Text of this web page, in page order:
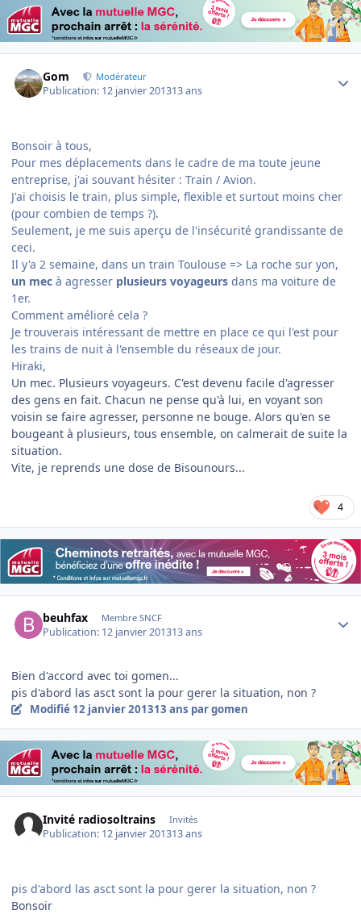
Gom Modérateur
Publication: 12 janvier 201313 ans
Bonsoir à tous,
Pour mes déplacements dans le cadre de ma toute jeune
entreprise, j'ai souvant hésiter : Train / Avion.
J'ai choisis le train, plus simple, flexible et surtout moins cher
(pour combien de temps ?).
Seulement, je me suis aperçu de l'insécurité grandissante de
ceci.
Il y'a 2 semaine, dans un train Toulouse => La roche sur yon,
un mec à agresser plusieurs voyageurs dans ma voiture de
1er.
Comment amélioré cela ?
Je trouverais intéressant de mettre en place ce qui l'est pour
les trains de nuit à l'ensemble du réseaux de jour.
Hiraki,
Un mec. Plusieurs voyageurs. C'est devenu facile d'agresser
des gens en fait. Chacun ne pense qu'à lui, en voyant son
voisin se faire agresser, personne ne bouge. Alors qu'en se
bougeant à plusieurs, tous ensemble, on calmerait de suite la
situation.
Vite, je reprends une dose de Bisounours...
4
beuhfax Membre SNCF
Publication: 12 janvier 201313 ans
Bien d'accord avec toi gomen...
pis d'abord las asct sont la pour gerer la situation, non ?
Modifié 12 janvier 201313 ans par gomen
Invité radiosoltrains Invités
Publication: 12 janvier 201313 ans
pis d'abord las asct sont la pour gerer la situation, non ?
Bonsoir